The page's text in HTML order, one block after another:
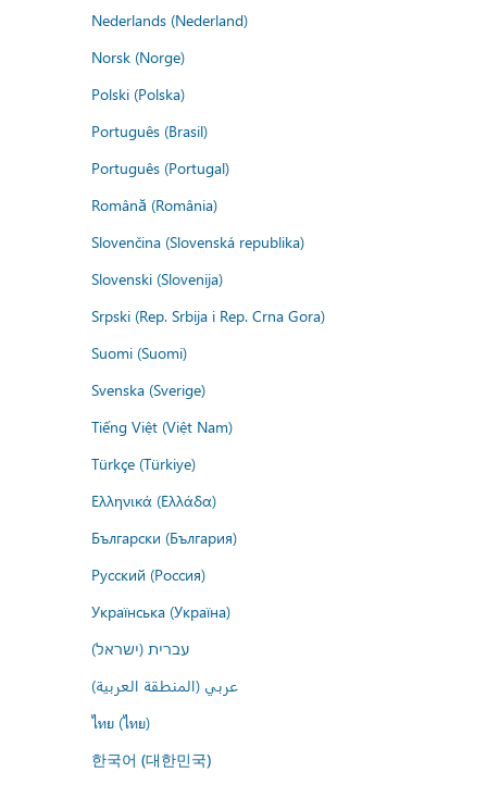
Nederlands (Nederland)
Norsk (Norge)
Polski (Polska)
Português (Brasil)
Português (Portugal)
Română (România)
Slovenčina (Slovenská republika)
Slovenski (Slovenija)
Srpski (Rep. Srbija i Rep. Crna Gora)
Suomi (Suomi)
Svenska (Sverige)
Tiếng Việt (Việt Nam)
Türkçe (Türkiye)
Ελληνικά (Ελλάδα)
Български (България)
Русский (Россия)
Українська (Україна)
עברית (ישראל)
عربي (المنطقة العربية)
ไทย (ไทย)
한국어 (대한민국)